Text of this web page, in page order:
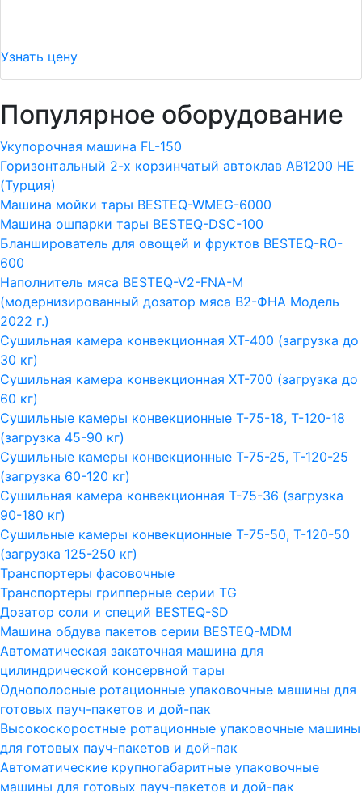
Узнать цену
Популярное оборудование
Укупорочная машина FL-150
Горизонтальный 2-х корзинчатый автоклав АВ1200 HE
(Турция)
Машина мойки тары BESTEQ-WMEG-6000
Машина ошпарки тары BESTEQ-DSC-100
Бланширователь для овощей и фруктов BESTEQ-RO-
600
Наполнитель мяса BESTEQ-V2-FNA-M
(модернизированный дозатор мяса В2-ФНА Модель
2022 г.)
Сушильная камера конвекционная ХТ-400 (загрузка до
30 кг)
Сушильная камера конвекционная ХТ-700 (загрузка до
60 кг)
Сушильные камеры конвекционные Т-75-18, Т-120-18
(загрузка 45-90 кг)
Сушильные камеры конвекционные Т-75-25, Т-120-25
(загрузка 60-120 кг)
Сушильная камера конвекционная Т-75-36 (загрузка
90-180 кг)
Сушильные камеры конвекционные Т-75-50, Т-120-50
(загрузка 125-250 кг)
Транспортеры фасовочные
Транспортеры грипперные серии TG
Дозатор соли и специй BESTEQ-SD
Машина обдува пакетов серии ВESTEQ-MDM
Автоматическая закаточная машина для
цилиндрической консервной тары
Однополосные ротационные упаковочные машины для
готовых пауч-пакетов и дой-пак
Высокоскоростные ротационные упаковочные машины
для готовых пауч-пакетов и дой-пак
Автоматические крупногабаритные упаковочные
машины для готовых пауч-пакетов и дой-пак